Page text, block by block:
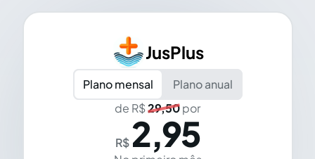
JusPlus
Plano mensal
Plano anual
de R$29,50por
R$ 2,95